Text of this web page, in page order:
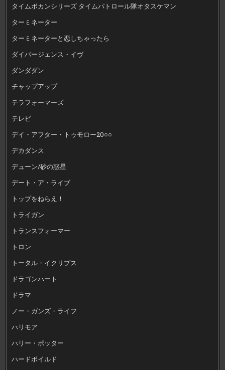
タイムボカンシリーズ タイムパトロール隊オタスケマン
ターミネーター
ターミネーターと恋しちゃったら
ダイバージェンス・イヴ
ダンダダン
チャップアップ
テラフォーマーズ
テレビ
デイ・アフター・トゥモロー20○○
デカダンス
デューン/砂の惑星
デート・ア・ライブ
トップをねらえ！
トライガン
トランスフォーマー
トロン
トータル・イクリプス
ドラゴンハート
ドラマ
ノー・ガンズ・ライフ
ハリモア
ハリー・ポッター
ハードボイルド